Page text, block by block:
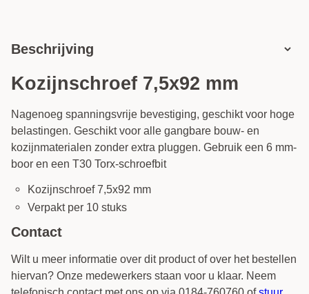
Beschrijving
Kozijnschroef 7,5x92 mm
Nagenoeg spanningsvrije bevestiging, geschikt voor hoge
belastingen. Geschikt voor alle gangbare bouw- en
kozijnmaterialen zonder extra pluggen. Gebruik een 6 mm-
boor en een T30 Torx-schroefbit
Kozijnschroef 7,5x92 mm
Verpakt per 10 stuks
Contact
Wilt u meer informatie over dit product of over het bestellen
hiervan? Onze medewerkers staan voor u klaar. Neem